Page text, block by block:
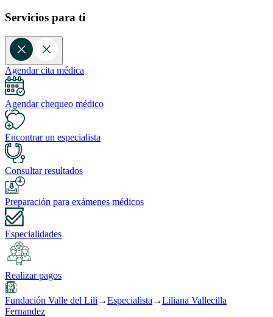
Servicios para ti
Agendar cita médica
Agendar chequeo médico
Encontrar un especialista
Consultar resultados
Preparación para exámenes médicos
Especialidades
Realizar pagos
Fundación Valle del Lili →Especialista →Liliana Vallecilla
Fernandez